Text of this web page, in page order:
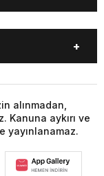
alınmadan,
aykırı ve
yayınlanamaz.